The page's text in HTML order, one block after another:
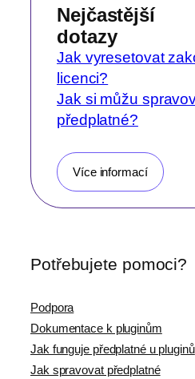
Nejčastější
dotazy
Jak vyresetovat
licenci?
Jak si můžu
předplatné?
Více informací
Potřebujete pomoci?
Podpora
Dokumentace k pluginům
Jak funguje předplatné u pluginů
Jak spravovat předplatné